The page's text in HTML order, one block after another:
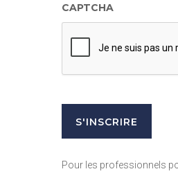
CAPTCHA
Pour les professionnels